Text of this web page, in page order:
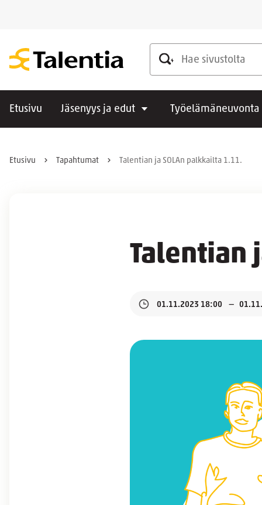
Hae sivustolta
Etusivu Jäsenyys ja edut Työelämäneuvonta
Etusivu Tapahtumat Talentian ja SOLAn palkkailta 1.11.
Talentian
01.11.2023 18:00